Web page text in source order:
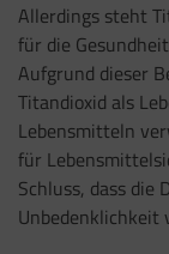
Allerdings steht
für die
Aufgrund dieser
Titandioxid als
Lebensmitteln
für
Schluss, dass die
Unbedenklichkeit